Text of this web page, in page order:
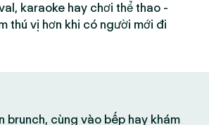
karaoke hay chơi thể thao -
thú vị hơn khi có người mới đi
brunch, cùng vào bếp hay khám